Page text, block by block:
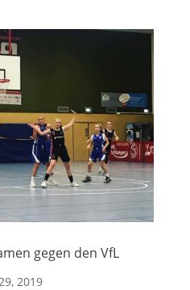
gegen den VfL
2019